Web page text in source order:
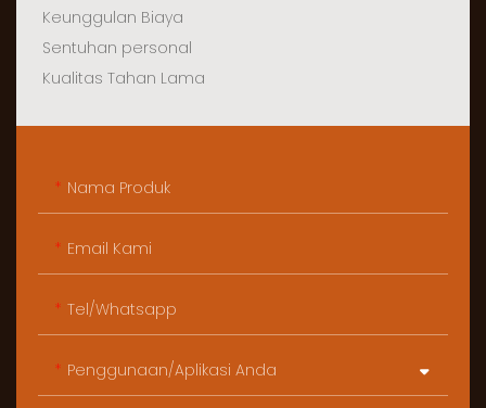
Keunggulan Biaya
Sentuhan personal
Kualitas Tahan Lama
Nama Produk
Email Kami
Tel/whatsapp
Penggunaan/Aplikasi Anda